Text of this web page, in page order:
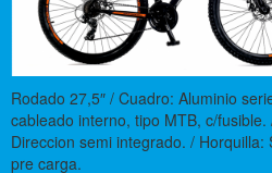
Rodado 27,5″ / Cuadro: Aluminio
cableado interno, tipo MTB, c/
Direccion semi integrado. /
pre carga.